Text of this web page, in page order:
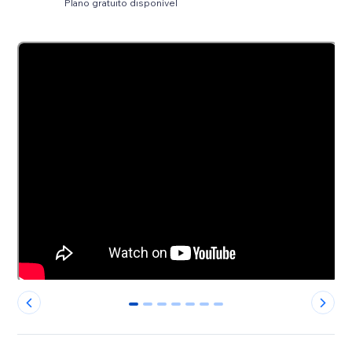
Plano gratuito disponível
0 1 2 3 4 5 6